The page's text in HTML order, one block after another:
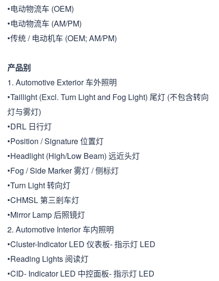
•电动物流车 (OEM)
•电动物流车 (AM/PM)
•传统 / 电动机车 (OEM; AM/PM)
产品别
1. Automotive Exterior 车外照明
•Taillight (Excl. Turn Light and Fog Light) 尾灯 (不包含转向
灯与雾灯)
•DRL 日行灯
•Position / Signature 位置灯
•Headlight (High/Low Beam) 远近头灯
•Fog / Side Marker 雾灯 / 侧标灯
•Turn Light 转向灯
•CHMSL 第三剎车灯
•Mirror Lamp 后照镜灯
2. Automotive Interior 车内照明
•Cluster-Indicator LED 仪表板- 指示灯 LED
•Reading Lights 阅读灯
•CID- Indicator LED 中控面板- 指示灯 LED